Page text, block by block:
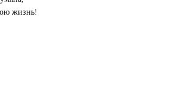
жизнь!